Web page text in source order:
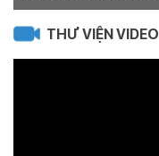
THƯ VIỆN VIDEO